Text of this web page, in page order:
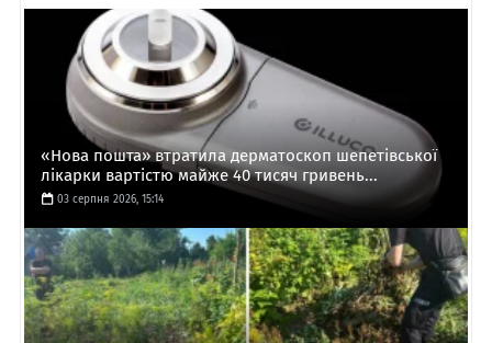
«Нова пошта» втратила дерматоскоп шепетівської
лікарки вартістю майже 40 тисяч гривень...
03 серпня 2026, 15:14